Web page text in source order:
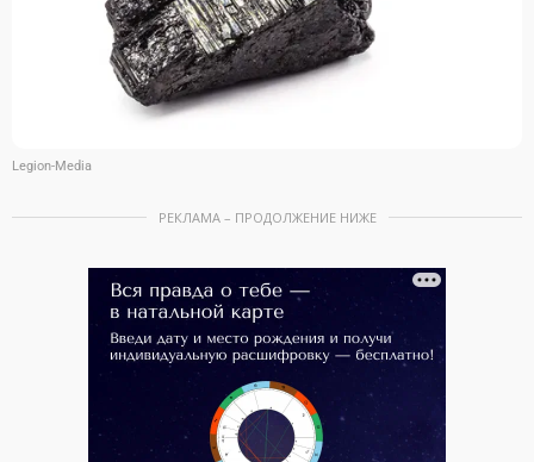
Legion-Media
РЕКЛАМА – ПРОДОЛЖЕНИЕ НИЖЕ